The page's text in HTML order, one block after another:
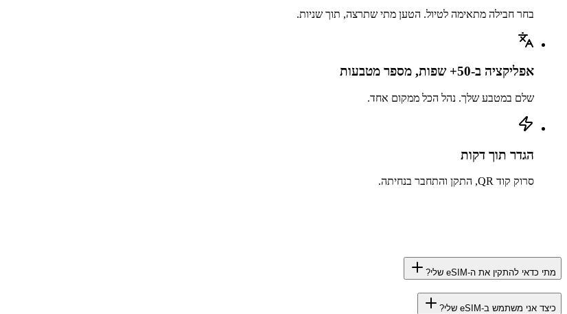
בחר חבילה מתאימה לטיול. הטען מתי שתרצה, תוך שניות.
אפליקציה ב-50+ שפות, מספר מטבעות
שלם במטבע שלך. נהל הכל ממקום אחד.
הגדר תוך דקות
סרוק קוד QR, התקן והתחבר בנחיתה.
מתי כדאי להתקין את ה-eSIM שלי?
כיצד אני משתמש ב-eSIM שלי?